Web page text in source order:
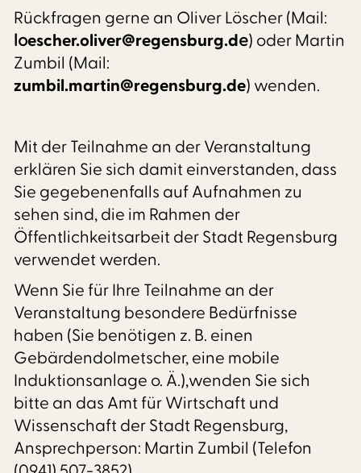
Rückfragen gerne an Oliver Löscher (Mail:
loescher.oliver@regensburg.de) oder Martin
Zumbil (Mail:
zumbil.martin@regensburg.de) wenden.
Mit der Teilnahme an der Veranstaltung
erklären Sie sich damit einverstanden, dass
Sie gegebenenfalls auf Aufnahmen zu
sehen sind, die im Rahmen der
Öffentlichkeitsarbeit der Stadt Regensburg
verwendet werden.
Wenn Sie für Ihre Teilnahme an der
Veranstaltung besondere Bedürfnisse
haben (Sie benötigen z. B. einen
Gebärdendolmetscher, eine mobile
Induktionsanlage o. Ä.),wenden Sie sich
bitte an das Amt für Wirtschaft und
Wissenschaft der Stadt Regensburg,
Ansprechperson: Martin Zumbil (Telefon